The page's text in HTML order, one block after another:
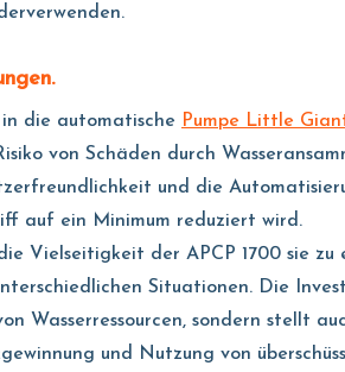
die automatische Pumpe Little
von Schäden durch
und die
auf ein Minimum reduziert wird.
Vielseitigkeit der APCP 1700 sie
Situationen. Die
Wasserressourcen, sondern stellt
und Nutzung von